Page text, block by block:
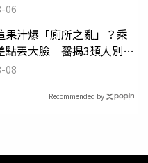
06
果汁爆「廁所之亂」？乘
點丟大臉 醫揭3類人別亂
08
Recommended by